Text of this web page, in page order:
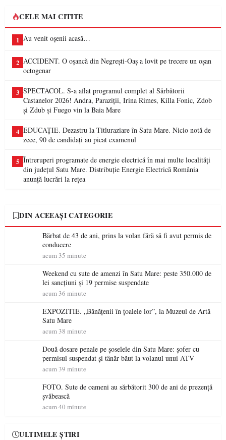
CELE MAI CITITE
1 Au venit oșenii acasă…
2 ACCIDENT. O oșancă din Negrești-Oaș a lovit pe trecere un oșan
octogenar
3 SPECTACOL. S-a aflat programul complet al Sărbătorii
Castanelor 2026! Andra, Paraziții, Irina Rimes, Killa Fonic, Zdob
și Zdub și Fuego vin la Baia Mare
4 EDUCAȚIE. Dezastru la Titluraziare în Satu Mare. Nicio notă de
zece, 90 de candidați au picat examenul
5 Întreruperi programate de energie electrică în mai multe localități
din județul Satu Mare. Distribuție Energie Electrică România
anunță lucrări la rețea
DIN ACEEAȘI CATEGORIE
Bărbat de 43 de ani, prins la volan fără să fi avut permis de
conducere
acum 35 minute
Weekend cu sute de amenzi în Satu Mare: peste 350.000 de
lei sancțiuni și 19 permise suspendate
acum 36 minute
EXPOZITIE. „Bănățenii în țoalele lor”, la Muzeul de Artă
Satu Mare
acum 38 minute
Două dosare penale pe șoselele din Satu Mare: șofer cu
permisul suspendat și tânăr băut la volanul unui ATV
acum 39 minute
FOTO. Sute de oameni au sărbătorit 300 de ani de prezență
șvăbească
acum 40 minute
ULTIMELE ȘTIRI